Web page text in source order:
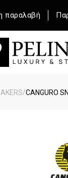
παραλαβή
/CANGURO